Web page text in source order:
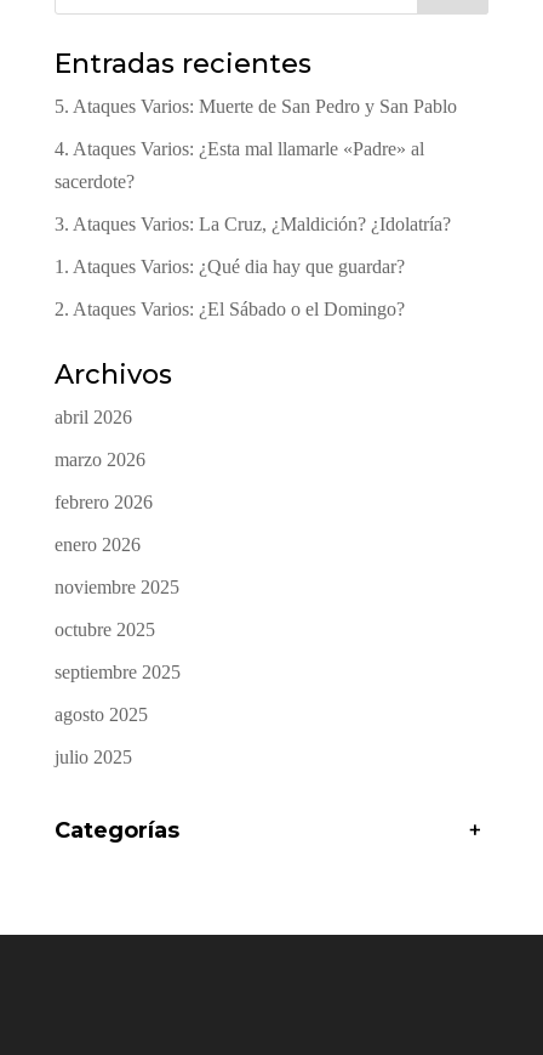
Entradas recientes
5. Ataques Varios: Muerte de San Pedro y San Pablo
4. Ataques Varios: ¿Esta mal llamarle «Padre» al
sacerdote?
3. Ataques Varios: La Cruz, ¿Maldición? ¿Idolatría?
1. Ataques Varios: ¿Qué dia hay que guardar?
2. Ataques Varios: ¿El Sábado o el Domingo?
Archivos
abril 2026
marzo 2026
febrero 2026
enero 2026
noviembre 2025
octubre 2025
septiembre 2025
agosto 2025
julio 2025
Categorías +